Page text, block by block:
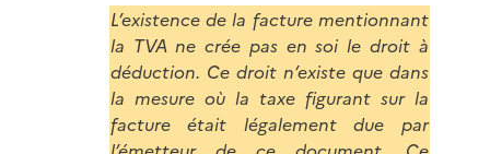
L’existence de la facture mentionnant
la TVA ne crée pas en soi le droit à
déduction. Ce droit n’existe que dans
la mesure où la taxe figurant sur la
facture était légalement due par